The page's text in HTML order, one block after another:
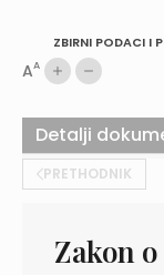
ZBIRNI PODACI I
AA
PRETHODNIK
Zakon
Detalji